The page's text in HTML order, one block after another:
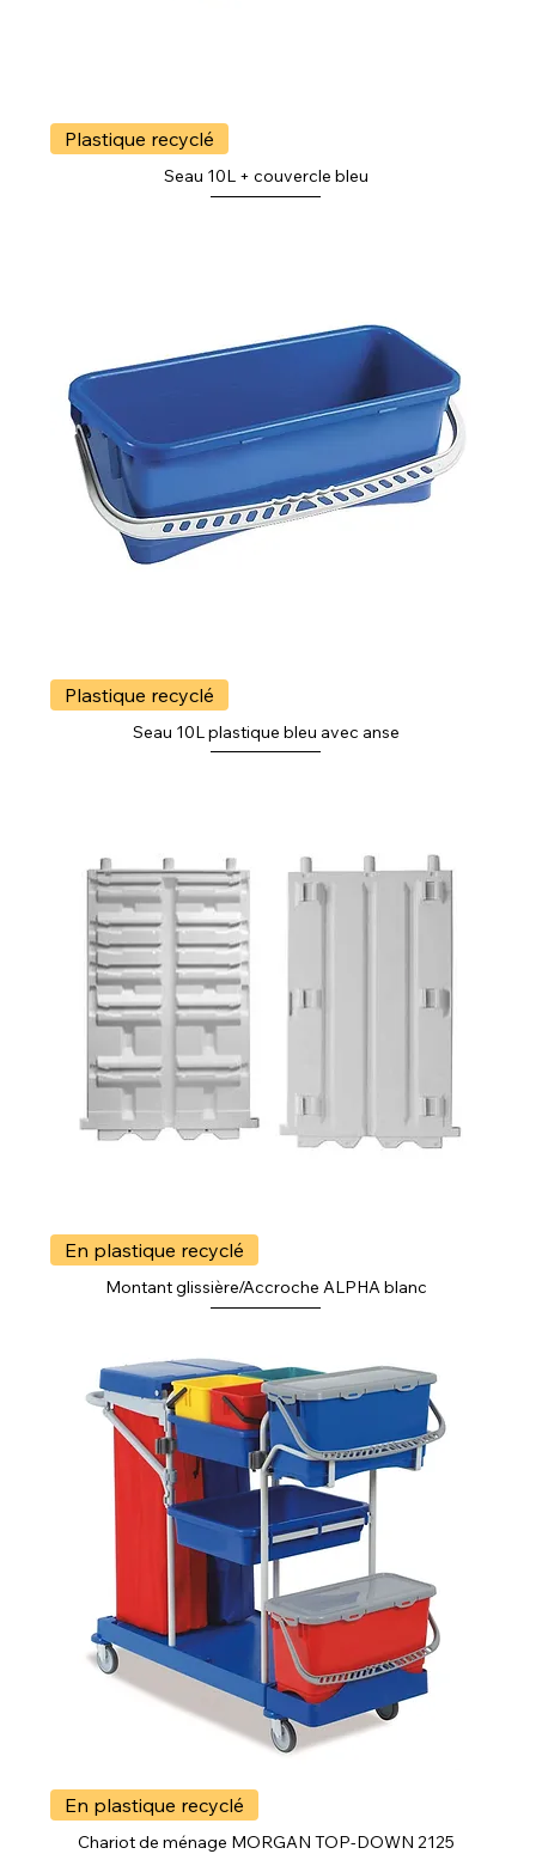
Plastique recyclé
Seau 10L + couvercle bleu
Plastique recyclé
Seau 10L plastique bleu avec anse
En plastique recyclé
Montant glissière/Accroche ALPHA blanc
En plastique recyclé
Chariot de ménage MORGAN TOP-DOWN 2125